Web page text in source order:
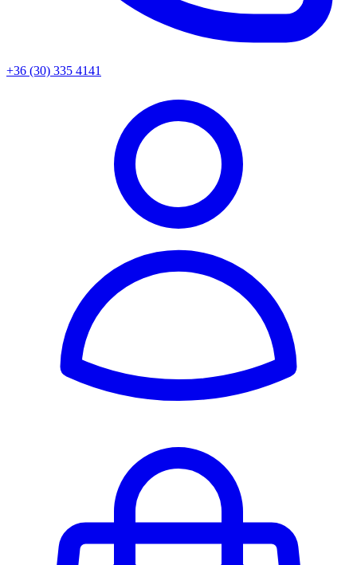
+36 (30) 335 4141